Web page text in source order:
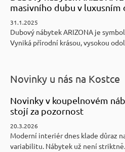
masivního dubu v luxusním
31.1.2025
Dubový nábytek ARIZONA je
Vyniká přírodní krásou, vysokou
Novinky u nás na Kostce
Novinky v koupelnovém
stojí za pozornost
20.3.2026
Moderní interiér dnes klade důraz
variabilitu. Nábytek už není